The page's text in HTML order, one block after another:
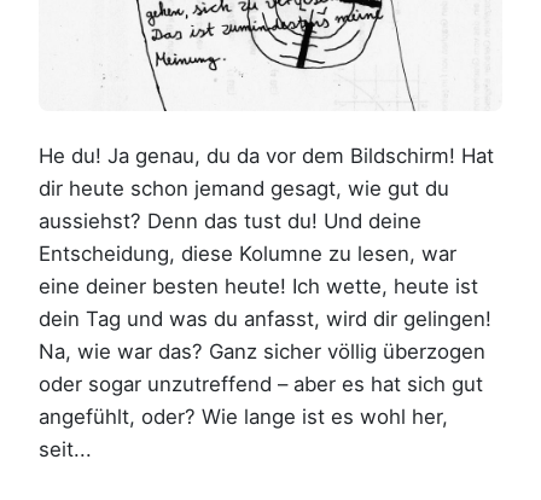
He du! Ja genau, du da vor dem Bildschirm! Hat
dir heute schon jemand gesagt, wie gut du
aussiehst? Denn das tust du! Und deine
Entscheidung, diese Kolumne zu lesen, war
eine deiner besten heute! Ich wette, heute ist
dein Tag und was du anfasst, wird dir gelingen!
Na, wie war das? Ganz sicher völlig überzogen
oder sogar unzutreffend – aber es hat sich gut
angefühlt, oder? Wie lange ist es wohl her,
seit...